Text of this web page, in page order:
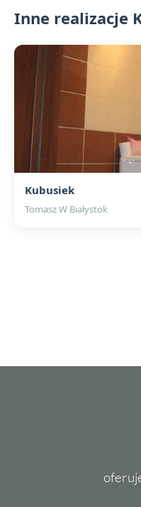
Inne realizacje
Kubusiek
Tomasz W Białystok